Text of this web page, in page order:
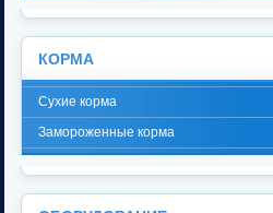
КОРМА
Сухие корма
Замороженные корма